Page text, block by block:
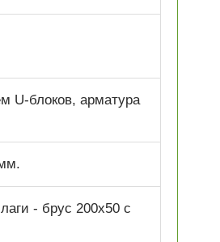
U-блоков, арматура
- брус 200х50 с